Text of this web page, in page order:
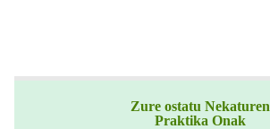
Zure ostatu Nekaturen
Praktika Onak